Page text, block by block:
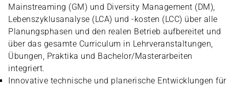
Mainstreaming (GM) und Diversity Management (DM),
Lebenszyklusanalyse (LCA) und -kosten (LCC) über alle
Planungsphasen und den realen Betrieb aufbereitet und
über das gesamte Curriculum in Lehrveranstaltungen,
Übungen, Praktika und Bachelor/Masterarbeiten
integriert.
Innovative technische und planerische Entwicklungen für